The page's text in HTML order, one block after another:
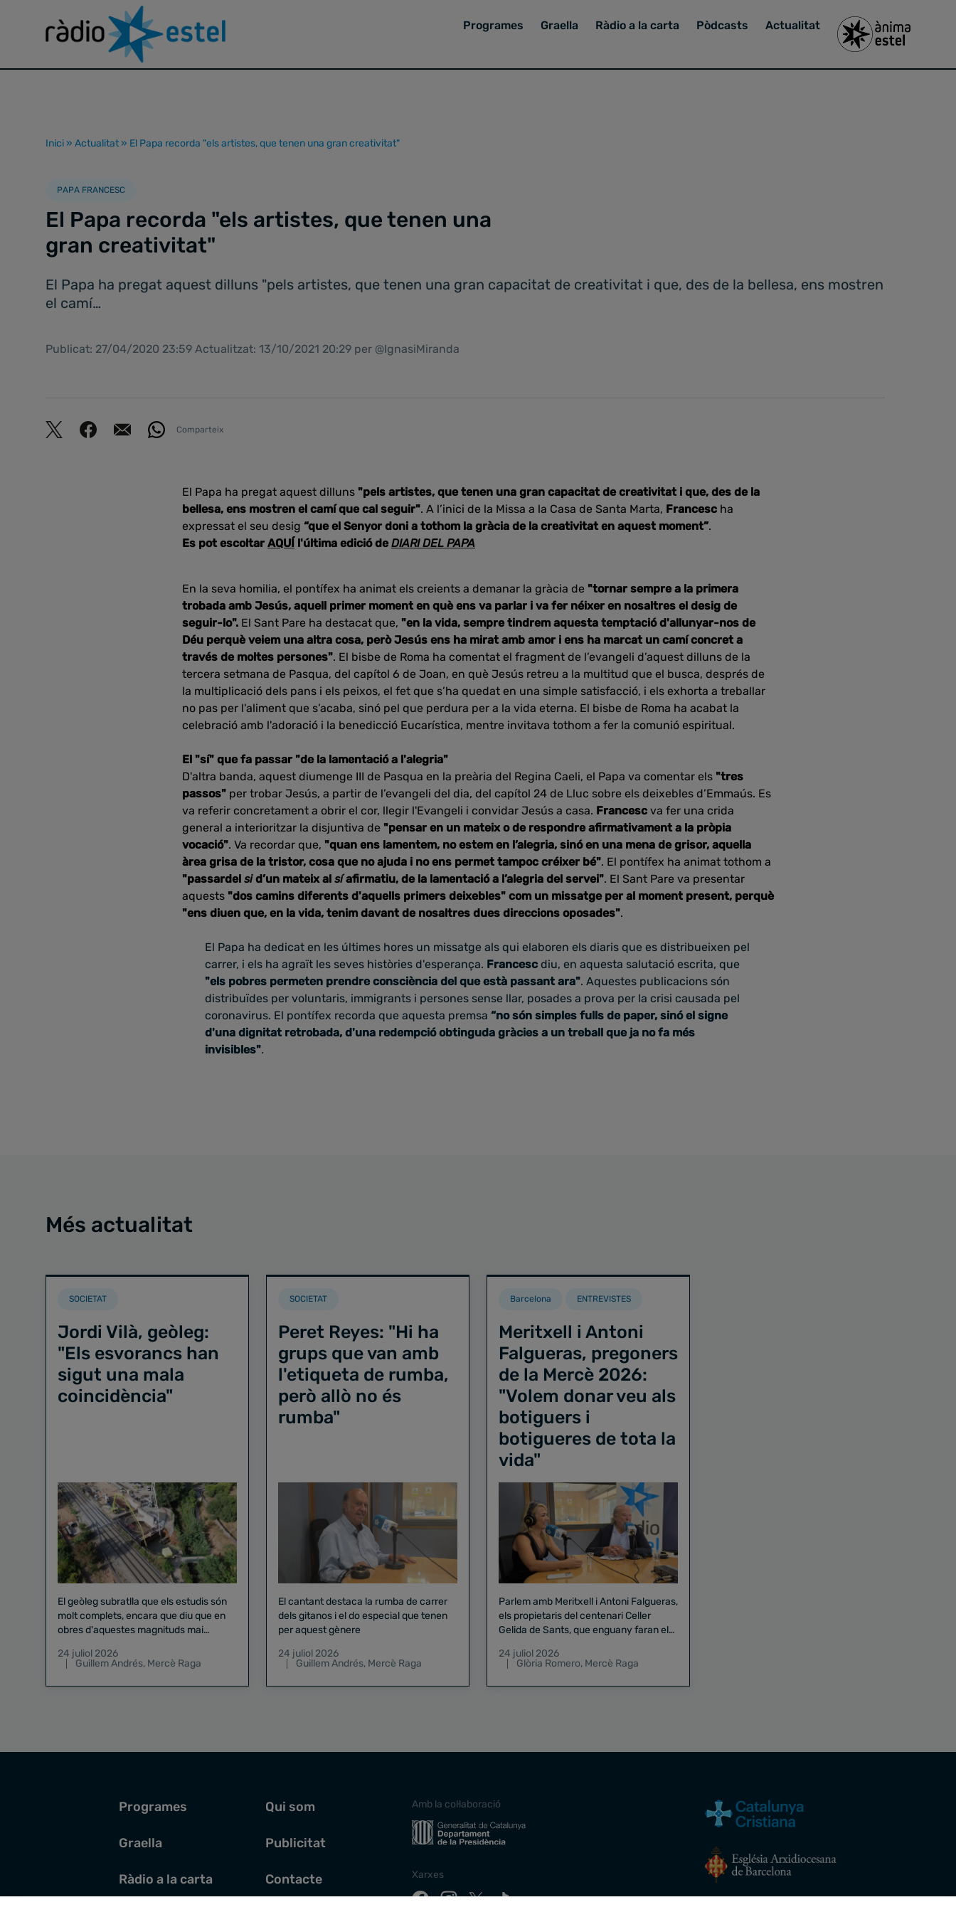
Programes Graella Ràdio a la carta Pòdcasts Actualitat
Inici » Actualitat » El Papa recorda "els artistes, que tenen una gran creativitat"
PAPA FRANCESC
El Papa recorda "els artistes, que tenen una
gran creativitat"
El Papa ha pregat aquest dilluns "pels artistes, que tenen una gran capacitat de creativitat i que, des de la bellesa, ens mostren
el camí…
Publicat: 27/04/2020 23:59 Actualitzat: 13/10/2021 20:29 per @IgnasiMiranda
Comparteix
El Papa ha pregat aquest dilluns "pels artistes, que tenen una gran capacitat de creativitat i que, des de la
bellesa, ens mostren el camí que cal seguir". A l’inici de la Missa a la Casa de Santa Marta, Francesc ha
expressat el seu desig “que el Senyor doni a tothom la gràcia de la creativitat en aquest moment”.
Es pot escoltar AQUÍ l'última edició deDIARI DEL PAPA
En la seva homilia, el pontífex ha animat els creients a demanar la gràcia de "tornar sempre a la primera
trobada amb Jesús, aquell primer moment en què ens va parlar i va fer néixer en nosaltres el desig de
seguir-lo". El Sant Pare ha destacat que, "en la vida, sempre tindrem aquesta temptació d'allunyar-nos de
Déu perquè veiem una altra cosa, però Jesús ens ha mirat amb amor i ens ha marcat un camí concret a
través de moltes persones". El bisbe de Roma ha comentat el fragment de l’evangeli d’aquest dilluns de la
tercera setmana de Pasqua, del capítol 6 de Joan, en què Jesús retreu a la multitud que el busca, després de
la multiplicació dels pans i els peixos, el fet que s’ha quedat en una simple satisfacció, i els exhorta a treballar
no pas per l'aliment que s’acaba, sinó pel que perdura per a la vida eterna. El bisbe de Roma ha acabat la
celebració amb l'adoració i la benedicció Eucarística, mentre invitava tothom a fer la comunió espiritual.
El "sí" que fa passar "de la lamentació a l'alegria"
D'altra banda, aquest diumenge III de Pasqua en la preària del Regina Caeli, el Papa va comentar els "tres
passos" per trobar Jesús, a partir de l’evangeli del dia, del capítol 24 de Lluc sobre els deixebles d’Emmaús. Es
va referir concretament a obrir el cor, llegir l'Evangeli i convidar Jesús a casa. Francesc va fer una crida
general a interioritzar la disjuntiva de "pensar en un mateix o de respondre afirmativament a la pròpia
vocació". Va recordar que, "quan ens lamentem, no estem en l’alegria, sinó en una mena de grisor, aquella
àrea grisa de la tristor, cosa que no ajuda i no ens permet tampoc créixer bé". El pontífex ha animat tothom a
"passardel sid’un mateix al síafirmatiu, de la lamentació a l’alegria del servei". El Sant Pare va presentar
aquests "dos camins diferents d'aquells primers deixebles" com un missatge per al moment present, perquè
"ens diuen que, en la vida, tenim davant de nosaltres dues direccions oposades".
El Papa ha dedicat en les últimes hores un missatge als qui elaboren els diaris que es distribueixen pel
carrer, i els ha agraït les seves històries d'esperança. Francesc diu, en aquesta salutació escrita, que
"els pobres permeten prendre consciència del que està passant ara". Aquestes publicacions són
distribuïdes per voluntaris, immigrants i persones sense llar, posades a prova per la crisi causada pel
coronavirus. El pontífex recorda que aquesta premsa “no són simples fulls de paper, sinó el signe
d'una dignitat retrobada, d'una redempció obtinguda gràcies a un treball que ja no fa més
invisibles".
Més actualitat
SOCIETAT
Jordi Vilà, geòleg:
"Els esvorancs han
sigut una mala
coincidència"
El geòleg subratlla que els estudis són
molt complets, encara que diu que en
obres d'aquestes magnituds mai
24 juliol 2026
Guillem Andrés, Mercè Raga
SOCIETAT
Peret Reyes: "Hi ha
grups que van amb
l'etiqueta de rumba,
però allò no és
rumba"
El cantant destaca la rumba de carrer
dels gitanos i el do especial que tenen
per aquest gènere
24 juliol 2026
Guillem Andrés, Mercè Raga
Barcelona ENTREVISTES
Meritxell i Antoni
Falgueras, pregoners
de la Mercè 2026:
"Volem donar veu als
botiguers i
botigueres de tota la
vida"
Parlem amb Meritxell i Antoni Falgueras,
els propietaris del centenari Celler
Gelida de Sants, que enguany faran el
24 juliol 2026
Glòria Romero, Mercè Raga
Programes
Graella
Ràdio a la carta
Qui som
Publicitat
Contacte
Amb la col·laboració
Xarxes